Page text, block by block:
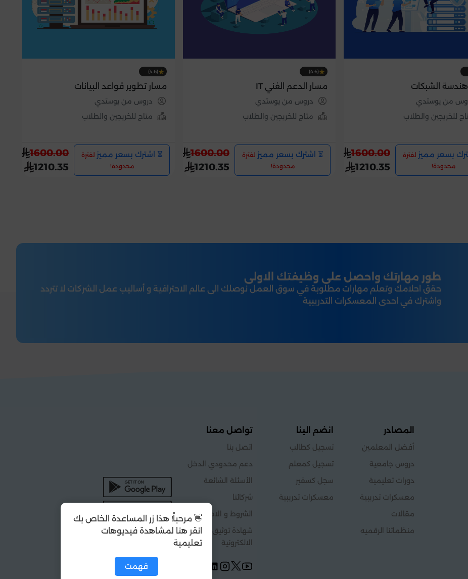
👋 مرحباً! هذا زر المساعدة الخاص بك
انقر هنا لمشاهدة فيديوهات
تعليمية
فهمت
الشبكات
من يوستدي
للخريجين والطلاب
بسعر مميزلفترة
محدودة!
1600.00
1210.35
(4.6)
مسار الدعم الفني IT
دروس من يوستدي
متاح للخريجين والطلاب
⏳ اشترك بسعر مميزلفترة
محدودة!
1600.00
1210.35
(4.6)
مسار تطوير قواعد البيانات
دروس من يوستدي
متاح للخريجين والطلاب
⏳ اشترك بسعر مميزلفترة
محدودة!
1600.00
1210.35
طور مهارتك واحصل على وظيفتك الاولى
حقق احلامك وتعلم مهارات مطلوبة في سوق العمل نوصلك الى عالم الاحترافية و أساليب عمل الشركات لا تتردد
واشترك في احدى المعسكرات التدريبية
المصادر
أفضل المعلمين
دروس جامعية
دورات تعليمية
معسكرات تدريبية
مقالات
منظماتنا الرقميه
انضم الينا
تسجيل كطالب
تسجيل كمعلم
سجل كسفير
معسكرات تدريبية
تواصل معنا
اتصل بنا
دعم محدودي الدخل
الأسئلة الشائعة
شركائنا
الشروط و الاحكام
شهادة توثيق التجارة
الالكترونية